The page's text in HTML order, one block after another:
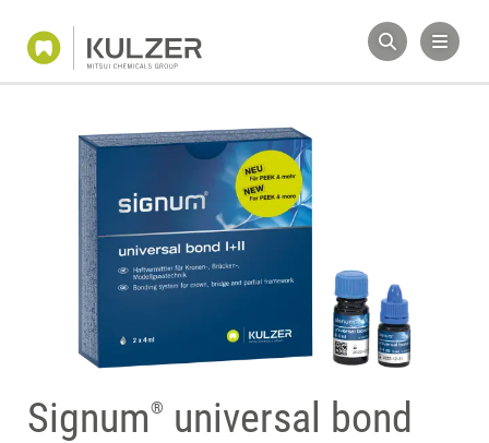
Signum® universal bond